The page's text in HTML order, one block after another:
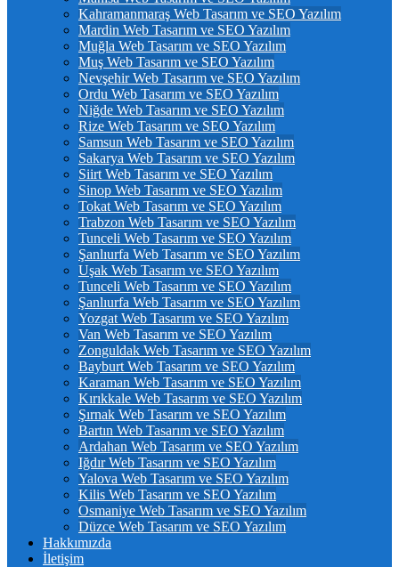
Kahramanmaraş Web Tasarım ve SEO Yazılım
Mardin Web Tasarım ve SEO Yazılım
Muğla Web Tasarım ve SEO Yazılım
Muş Web Tasarım ve SEO Yazılım
Nevşehir Web Tasarım ve SEO Yazılım
Ordu Web Tasarım ve SEO Yazılım
Niğde Web Tasarım ve SEO Yazılım
Rize Web Tasarım ve SEO Yazılım
Samsun Web Tasarım ve SEO Yazılım
Sakarya Web Tasarım ve SEO Yazılım
Siirt Web Tasarım ve SEO Yazılım
Sinop Web Tasarım ve SEO Yazılım
Tokat Web Tasarım ve SEO Yazılım
Trabzon Web Tasarım ve SEO Yazılım
Tunceli Web Tasarım ve SEO Yazılım
Şanlıurfa Web Tasarım ve SEO Yazılım
Uşak Web Tasarım ve SEO Yazılım
Tunceli Web Tasarım ve SEO Yazılım
Şanlıurfa Web Tasarım ve SEO Yazılım
Yozgat Web Tasarım ve SEO Yazılım
Van Web Tasarım ve SEO Yazılım
Zonguldak Web Tasarım ve SEO Yazılım
Bayburt Web Tasarım ve SEO Yazılım
Karaman Web Tasarım ve SEO Yazılım
Kırıkkale Web Tasarım ve SEO Yazılım
Şırnak Web Tasarım ve SEO Yazılım
Bartın Web Tasarım ve SEO Yazılım
Ardahan Web Tasarım ve SEO Yazılım
Iğdır Web Tasarım ve SEO Yazılım
Yalova Web Tasarım ve SEO Yazılım
Kilis Web Tasarım ve SEO Yazılım
Osmaniye Web Tasarım ve SEO Yazılım
Düzce Web Tasarım ve SEO Yazılım
Hakkımızda
İletişim